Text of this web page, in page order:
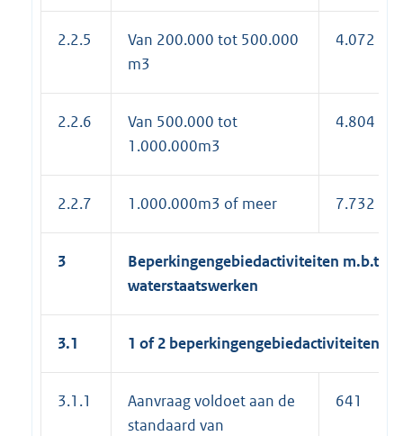
2.2.5
Van 200.000 tot 500.000
m3
4.072
2.2.6
Van 500.000 tot
1.000.000m3
4.804
2.2.7 1.000.000m3 of meer 7.732
3
Beperkingengebiedactiviteiten m.b.t.
waterstaatswerken
3.1 1 of 2 beperkingengebiedactiviteiten
3.1.1
Aanvraag voldoet aan de
standaard van
641